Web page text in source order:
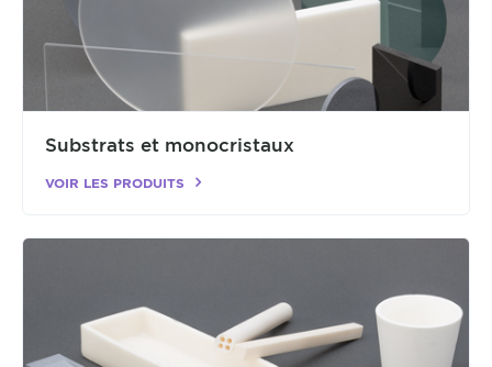
Substrats et monocristaux
VOIR LES PRODUITS